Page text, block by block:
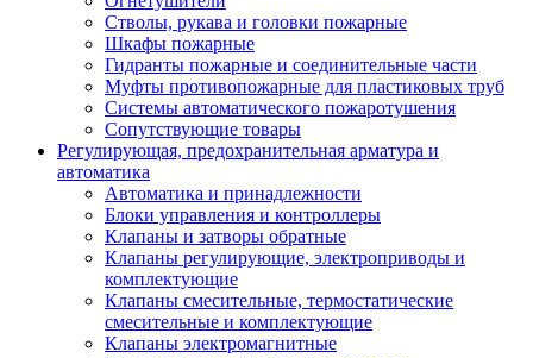
Стволы, рукава и головки пожарные
Шкафы пожарные
Гидранты пожарные и соединительные части
Муфты противопожарные для пластиковых труб
Системы автоматического пожаротушения
Сопутствующие товары
Регулирующая, предохранительная арматура и
автоматика
Автоматика и принадлежности
Блоки управления и контроллеры
Клапаны и затворы обратные
Клапаны регулирующие, электроприводы и
комплектующие
Клапаны смесительные, термостатические
смесительные и комплектующие
Клапаны электромагнитные